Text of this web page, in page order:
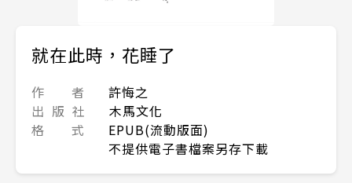
就在此時，花睡了
作 者
許悔之
出 版 社
木馬文化
格 式
EPUB(流動版面)
不提供電子書檔案另存下載